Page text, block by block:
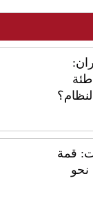
قمة
نحو